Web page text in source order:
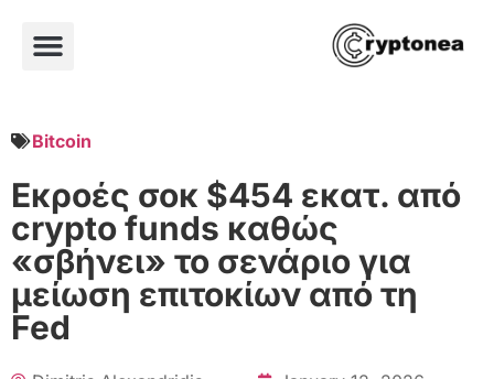
Bitcoin
Εκροές σοκ $454 εκατ. από
crypto funds καθώς
«σβήνει» το σενάριο για
μείωση επιτοκίων από τη
Fed